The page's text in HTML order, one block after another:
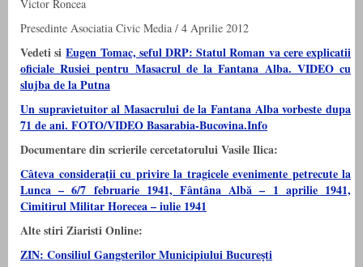
Victor Roncea
Presedinte Asociatia Civic Media / 4 Aprilie 2012
Vedeti siEugen Tomac, seful DRP: Statul Roman va cere explicatii
oficiale Rusiei pentru Masacrul de la Fantana Alba. VIDEO cu
slujba de la Putna
Un supravietuitor al Masacrului de la Fantana Alba vorbeste dupa
71 de ani. FOTO/VIDEO Basarabia-Bucovina.Info
Documentare din scrierile cercetatorului Vasile Ilica:
Câteva consideraţii cu privire la tragicele evenimente petrecute la
Lunca – 6/7 februarie 1941, Fântâna Albă – 1 aprilie 1941,
Cimitirul Militar Horecea – iulie 1941
Alte stiri Ziaristi Online:
ZIN: Consiliul Gangsterilor Municipiului Bucureşti